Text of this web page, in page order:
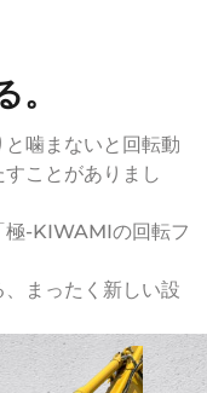
噛まないと回転動
ことがありまし
極-KIWAMIの回転フ
まったく新しい設